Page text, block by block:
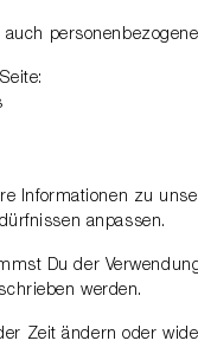
Informationen zu
anpassen.
Du der
werden.
Zeit ändern oder